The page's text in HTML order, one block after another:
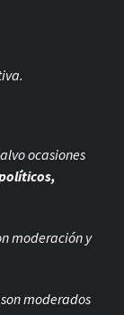
ocasiones
moderación y
moderados